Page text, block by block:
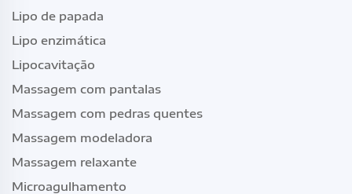
Lipo de papada
Lipo enzimática
Lipocavitação
Massagem com pantalas
Massagem com pedras quentes
Massagem modeladora
Massagem relaxante
Microagulhamento